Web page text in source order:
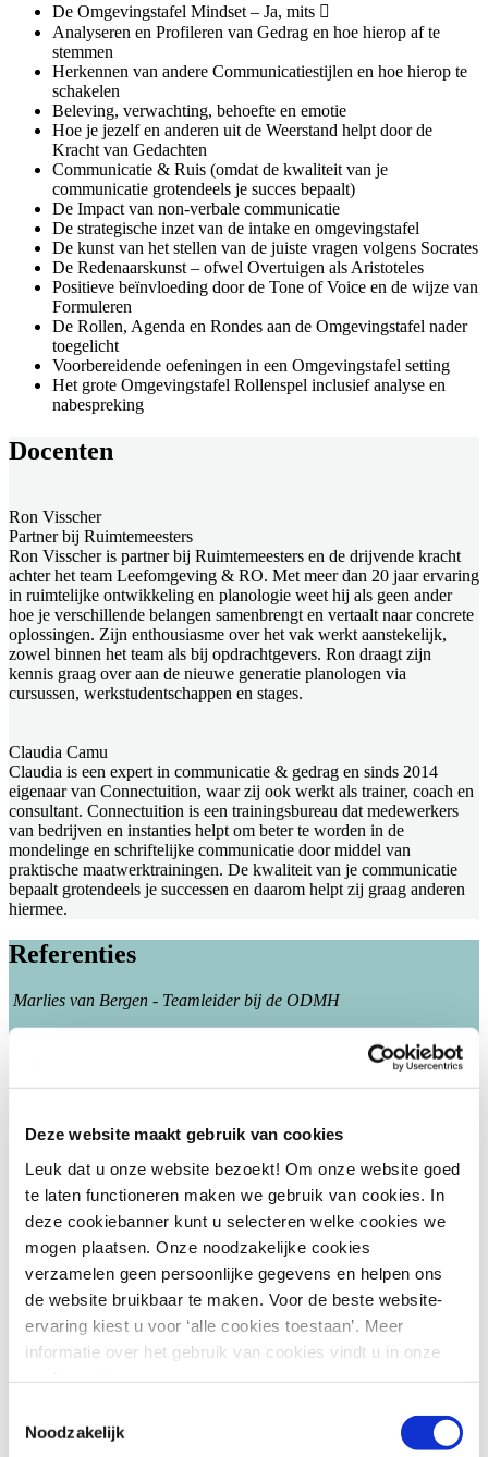
Deze website maakt gebruik van cookies
Leuk dat u onze website bezoekt! Om onze website goed
te laten functioneren maken we gebruik van cookies. In
deze cookiebanner kunt u selecteren welke cookies we
mogen plaatsen. Onze noodzakelijke cookies
verzamelen geen persoonlijke gegevens en helpen ons
de website bruikbaar te maken. Voor de beste website-
ervaring kiest u voor ‘alle cookies toestaan’. Meer
informatie over het gebruik van cookies vindt u in onze
Noodzakelijk
De Omgevingstafel Mindset – Ja, mits 
Analyseren en Profileren van Gedrag en hoe hierop af te
stemmen
Herkennen van andere Communicatiestijlen en hoe hierop te
schakelen
Beleving, verwachting, behoefte en emotie
Hoe je jezelf en anderen uit de Weerstand helpt door de
Kracht van Gedachten
Communicatie & Ruis (omdat de kwaliteit van je
communicatie grotendeels je succes bepaalt)
De Impact van non-verbale communicatie
De strategische inzet van de intake en omgevingstafel
De kunst van het stellen van de juiste vragen volgens Socrates
De Redenaarskunst – ofwel Overtuigen als Aristoteles
Positieve beïnvloeding door de Tone of Voice en de wijze van
Formuleren
De Rollen, Agenda en Rondes aan de Omgevingstafel nader
toegelicht
Voorbereidende oefeningen in een Omgevingstafel setting
Het grote Omgevingstafel Rollenspel inclusief analyse en
nabespreking
Docenten
Ron Visscher
Partner bij Ruimtemeesters
Ron Visscher is partner bij Ruimtemeesters en de drijvende kracht
achter het team Leefomgeving & RO. Met meer dan 20 jaar ervaring
in ruimtelijke ontwikkeling en planologie weet hij als geen ander
hoe je verschillende belangen samenbrengt en vertaalt naar concrete
oplossingen. Zijn enthousiasme over het vak werkt aanstekelijk,
zowel binnen het team als bij opdrachtgevers. Ron draagt zijn
kennis graag over aan de nieuwe generatie planologen via
cursussen, werkstudentschappen en stages.
Claudia Camu
Claudia is een expert in communicatie & gedrag en sinds 2014
eigenaar van Connectuition, waar zij ook werkt als trainer, coach en
consultant. Connectuition is een trainingsbureau dat medewerkers
van bedrijven en instanties helpt om beter te worden in de
mondelinge en schriftelijke communicatie door middel van
praktische maatwerktrainingen. De kwaliteit van je communicatie
bepaalt grotendeels je successen en daarom helpt zij graag anderen
hiermee.
Referenties
Marlies van Bergen - Teamleider bij de ODMH
‘Professioneel en flexibel zijn de sleutelwoorden.
Ik kijk er als organisator heel positief op terug. Ook omdat mijn
collega’s die aan de training deelnamen, moe maar enthousiast(!) uit
Materiaal
• Digitale hand-outs en eventueel aanvullend digitaal materiaal
• Toegang tot de geheledigitale kennisbank van PONT |
Omgevingtot een maand na de cursus
Hiermee krijgt u toegang tot het dossier met alle relevante
achtergrondinformatie rondom uw cursus. Zo kunt u voor, tijdens en
na de cursus continu leren over dit onderwerp.
Verder krijgt u met PONT | Omgeving gratis toegang tot tientallen
dossiers, 40 digitale boeken van Berghauser Pont Publishing,
archief.